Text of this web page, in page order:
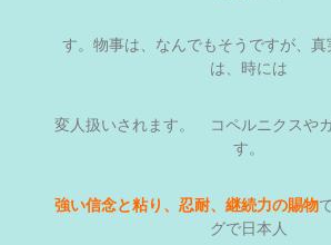
す。物事は、なんでもそうですが、
は、時には
変人扱いされます。 コペルニクスや
す。
強い信念と粘り、忍耐、継続力の賜物
グで日本人